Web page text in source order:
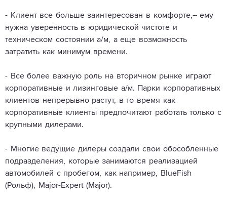
- Клиент все больше заинтересован в комфорте,– ему
нужна уверенность в юридической чистоте и
техническом состоянии а/м, а еще возможность
затратить как минимум времени.
- Все более важную роль на вторичном рынке играют
корпоративные и лизинговые а/м. Парки корпоративных
клиентов непрерывно растут, в то время как
корпоративные клиенты предпочитают работать только с
крупными дилерами.
- Многие ведущие дилеры создали свои обособленные
подразделения, которые занимаются реализацией
автомобилей с пробегом, как например, BlueFish
(Рольф), Major-Expert (Major).